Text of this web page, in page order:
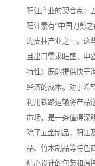
阳江产业的契合点：
阳江素有“中国刀剪
的支柱产业之一。这
且出口需求旺盛。中
特性：既能提供快于
经济的成本。对于希
利用铁路运输将产品
市场，是一条值得深
除了五金制品，阳江
品、竹木制品等特色
精心设计的包装和温